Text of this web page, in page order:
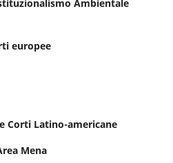
Ambientale
europee
Corti Latino-americane
Mena